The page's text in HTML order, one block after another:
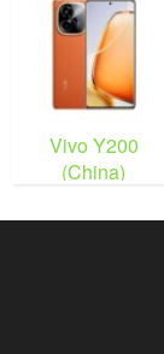
Vivo Y200
(China)